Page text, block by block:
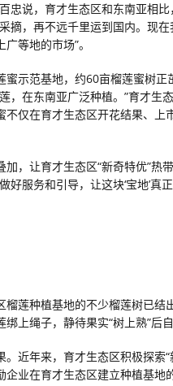
忠说，育才生态区和东南亚相
摘，再不远千里运到国内。现在
等地的市场”。
示范基地，约60亩榴莲蜜树正
，在东南亚广泛种植。”育才生
仅在育才生态区开花结果、上
，让育才生态区“新奇特优”热
好服务和引导，让这块‘宝地’真
莲种植基地的不少榴莲树已结
上绳子，静待果实“树上熟”后自
近年来，育才生态区积极探索
业在育才生态区建立种植基地